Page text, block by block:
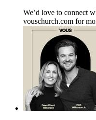
We’d love to connect
vouschurch.com for